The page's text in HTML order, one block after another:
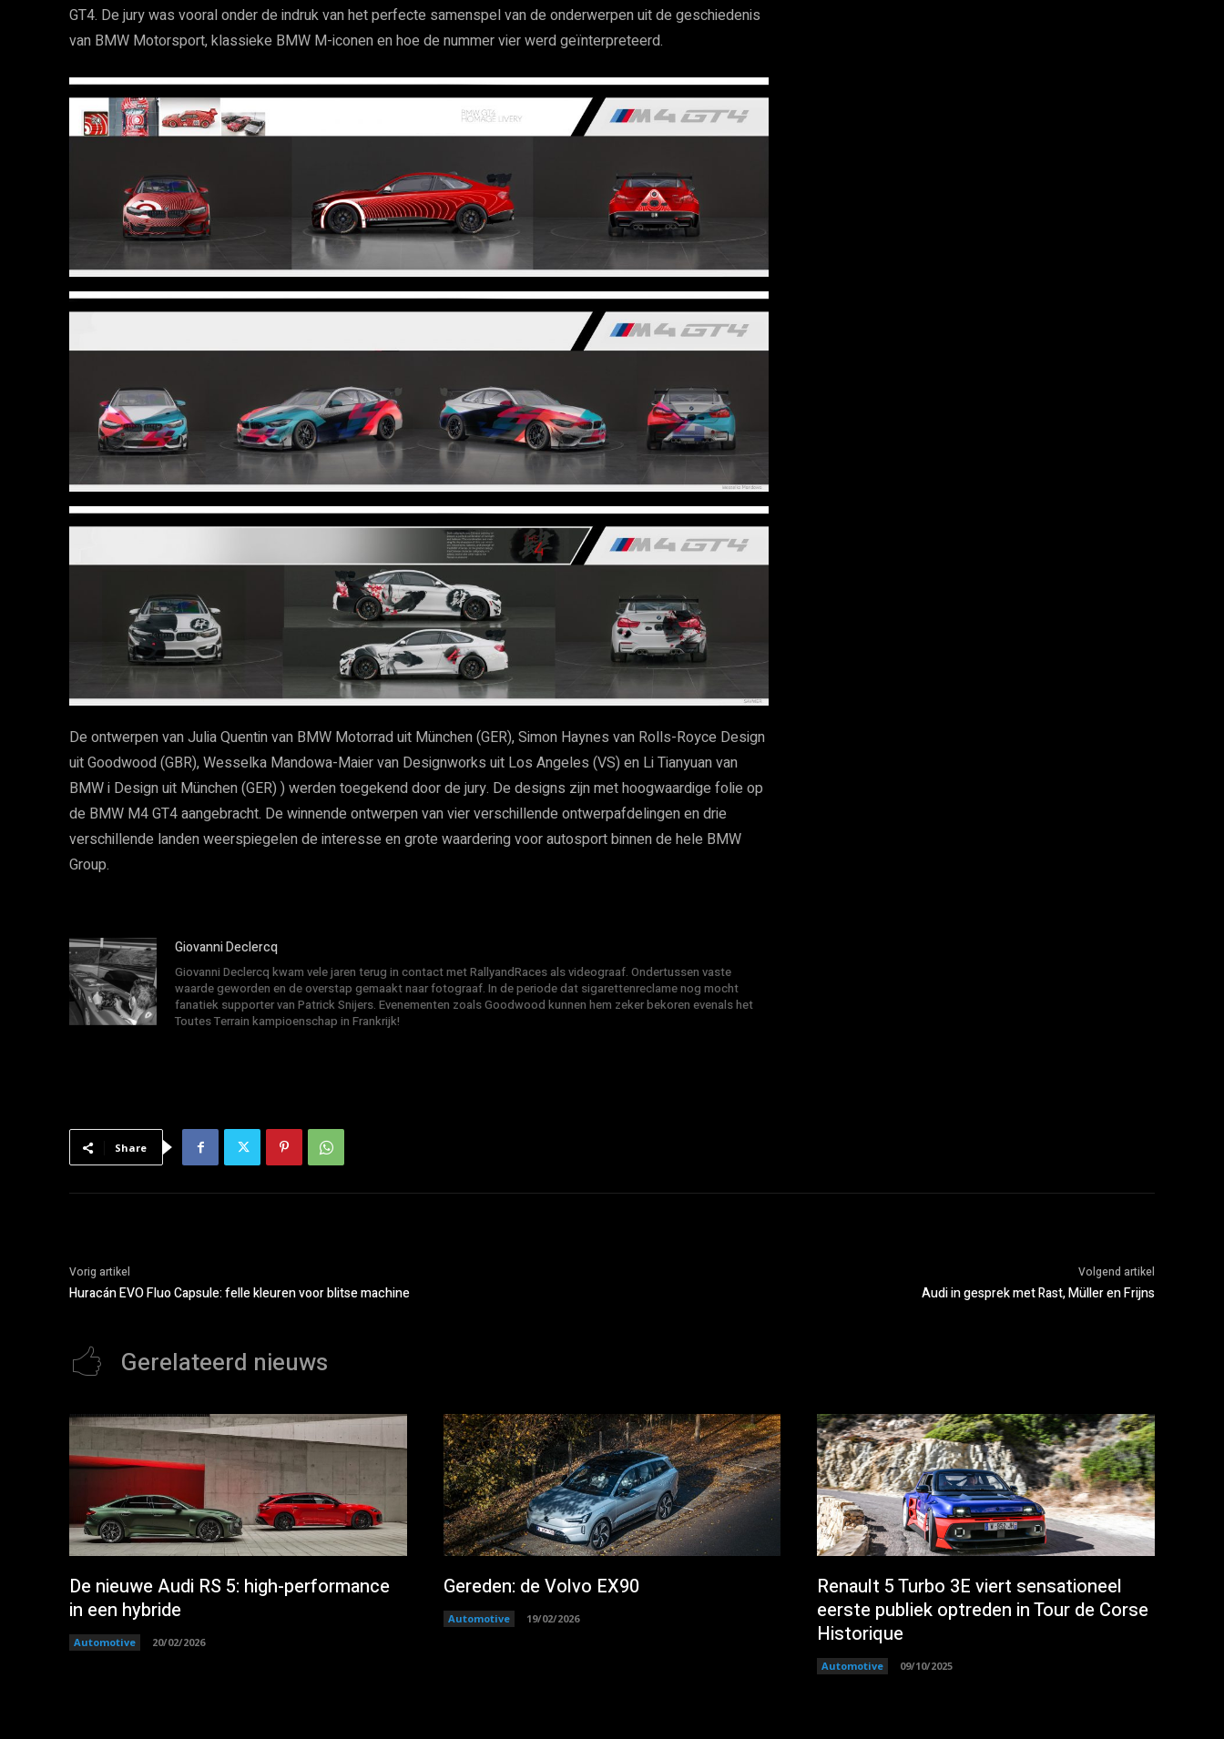
GT4. De jury was vooral onder de indruk van het perfecte samenspel van de onderwerpen uit de geschiedenis
van BMW Motorsport, klassieke BMW M-iconen en hoe de nummer vier werd geïnterpreteerd.
De ontwerpen van Julia Quentin van BMW Motorrad uit München (GER), Simon Haynes van Rolls-Royce Design
uit Goodwood (GBR), Wesselka Mandowa-Maier van Designworks uit Los Angeles (VS) en Li Tianyuan van
BMW i Design uit München (GER) ) werden toegekend door de jury. De designs zijn met hoogwaardige folie op
de BMW M4 GT4 aangebracht. De winnende ontwerpen van vier verschillende ontwerpafdelingen en drie
verschillende landen weerspiegelen de interesse en grote waardering voor autosport binnen de hele BMW
Group.
Giovanni Declercq
Giovanni Declercq kwam vele jaren terug in contact met RallyandRaces als videograaf. Ondertussen vaste
waarde geworden en de overstap gemaakt naar fotograaf. In de periode dat sigarettenreclame nog mocht
fanatiek supporter van Patrick Snijers. Evenementen zoals Goodwood kunnen hem zeker bekoren evenals het
Toutes Terrain kampioenschap in Frankrijk!
Share
Vorig artikel
Huracán EVO Fluo Capsule: felle kleuren voor blitse machine
Volgend artikel
Audi in gesprek met Rast, Müller en Frijns
Gerelateerd nieuws
De nieuwe Audi RS 5: high-performance
in een hybride
Automotive 20/02/2026
Gereden: de Volvo EX90
Automotive 19/02/2026
Renault 5 Turbo 3E viert sensationeel
eerste publiek optreden in Tour de Corse
Historique
Automotive 09/10/2025